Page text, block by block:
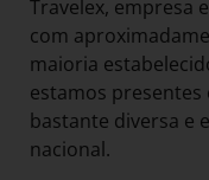
Travelex, empresa
com
maioria
estamos presentes
bastante diversa e
nacional.